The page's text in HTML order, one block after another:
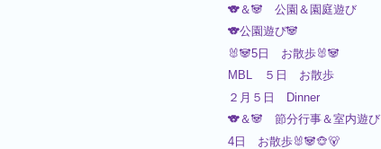
🐨＆🐼 公園＆園庭遊び
🐨公園遊び🐼
🐰🐼5日 お散歩🐰🐼
MBL ５日 お散歩
２月５日 Dinner
🐨＆🐼 節分行事＆室内遊び
4日 お散歩🐰🐼🐵🐻